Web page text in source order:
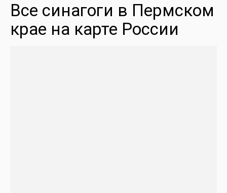
Все синагоги в Пермском
крае на карте России